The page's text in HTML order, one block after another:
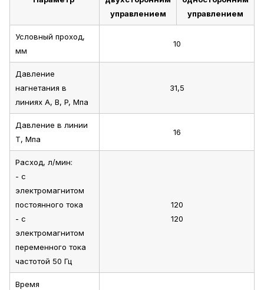
управлением
управлением
Условный проход,
мм
10
Давление
нагнетания в
линиях A, B, P, Мпа
31,5
Давление в линии
T, Мпа
16
Расход, л/мин:
- с
электромагнитом
постоянного тока
- с
электромагнитом
переменного тока
частотой 50 Гц
120
120
Время